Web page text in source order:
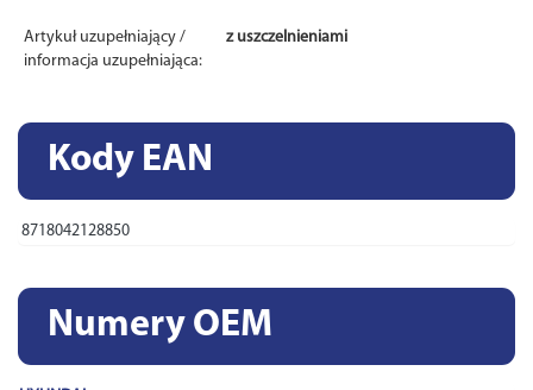
Artykuł uzupełniający /
informacja uzupełniająca:
z uszczelnieniami
Kody EAN
8718042128850
Numery OEM